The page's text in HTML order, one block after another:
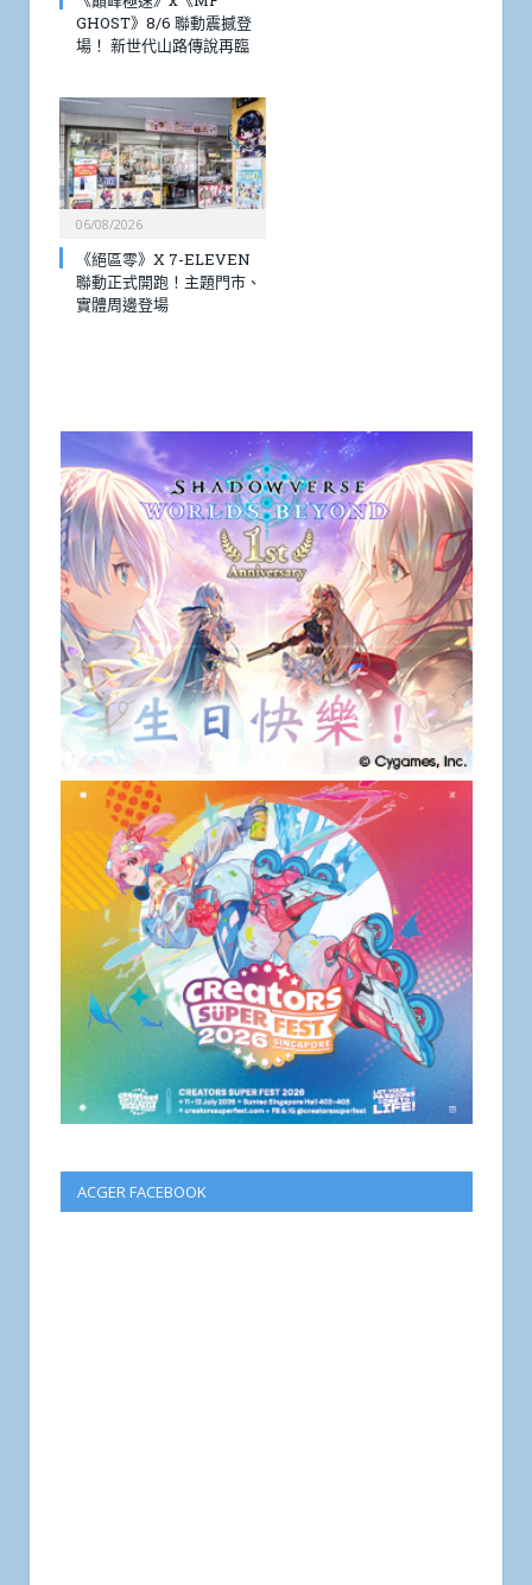
GHOST》8/6 聯動震撼登
場！ 新世代山路傳說再臨
06/08/2026
《絕區零》X 7-ELEVEN
聯動正式開跑！主題門市、
實體周邊登場
ACGER FACEBOOK